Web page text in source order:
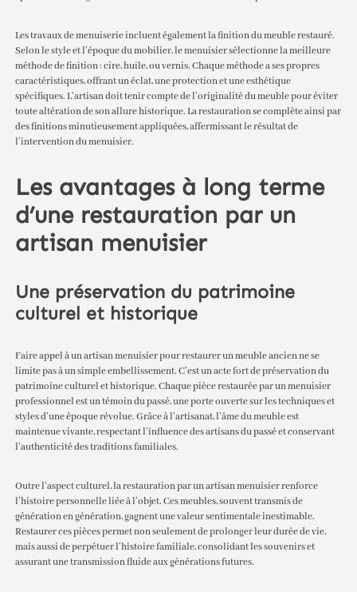
Les travaux de menuiserie incluent également la finition du meuble restauré.
Selon le style et l’époque du mobilier, le menuisier sélectionne la meilleure
méthode de finition : cire, huile, ou vernis. Chaque méthode a ses propres
caractéristiques, offrant un éclat, une protection et une esthétique
spécifiques. L’artisan doit tenir compte de l’originalité du meuble pour éviter
toute altération de son allure historique. La restauration se complète ainsi par
des finitions minutieusement appliquées, affermissant le résultat de
l’intervention du menuisier.
Les avantages à long terme
d’une restauration par un
artisan menuisier
Une préservation du patrimoine
culturel et historique
Faire appel à un artisan menuisier pour restaurer un meuble ancien ne se
limite pas à un simple embellissement. C’est un acte fort de préservation du
patrimoine culturel et historique. Chaque pièce restaurée par un menuisier
professionnel est un témoin du passé, une porte ouverte sur les techniques et
styles d’une époque révolue. Grâce à l’artisanat, l’âme du meuble est
maintenue vivante, respectant l’influence des artisans du passé et conservant
l’authenticité des traditions familiales.
Outre l’aspect culturel, la restauration par un artisan menuisier renforce
l’histoire personnelle liée à l’objet. Ces meubles, souvent transmis de
génération en génération, gagnent une valeur sentimentale inestimable.
Restaurer ces pièces permet non seulement de prolonger leur durée de vie,
mais aussi de perpétuer l’histoire familiale, consolidant les souvenirs et
assurant une transmission fluide aux générations futures.